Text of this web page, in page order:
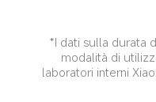
*I dati sulla durata
modalità di
laboratori interni